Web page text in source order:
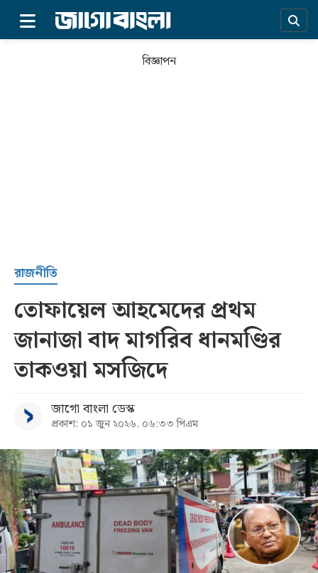
সর্বশেষ
সব
বিভাগ
আর্কাইভ
কনভার্টার
বিজ্ঞাপন
রাজনীতি
তোফায়েল আহমেদের প্রথম
জানাজা বাদ মাগরিব ধানমণ্ডির
তাকওয়া মসজিদে
জাগো বাংলা ডেস্ক
প্রকাশ: ০১ জুন ২০২৬, ০৬:৩৩ পিএম